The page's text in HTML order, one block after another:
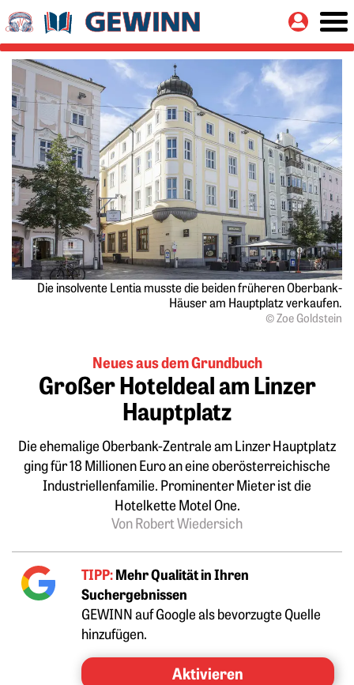
Springe zu:
Hauptinhalt
Die insolvente Lentia ­musste die beiden früheren Oberbank-
Häuser am Hauptplatz verkaufen.
© Zoe Goldstein
Neues aus dem Grundbuch
Großer Hoteldeal am Linzer
Hauptplatz
Die ehemalige Oberbank-Zentrale am Linzer Hauptplatz
ging für 18 Millionen Euro an eine oberösterreichische
Industriellenfamilie. Prominenter Mieter ist die
Hotelkette Motel One.
Von Robert Wiedersich
TIPP:Mehr Qualität in Ihren
Suchergebnissen
GEWINN auf Google als bevorzugte Quelle
hinzufügen.
Aktivieren